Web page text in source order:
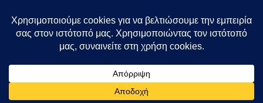
COPYRIGHT 2025 STEFANOS
KOUTSOSTATHIS, ALL RIGHT RESERVED